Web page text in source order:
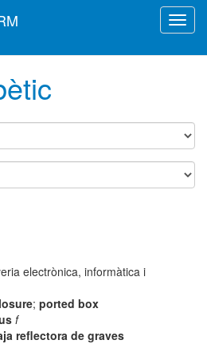
electrònica, informàtica i
; ported box
f
reflectora de graves